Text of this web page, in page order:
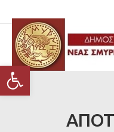
Ανοίξτε τη γραμμή εργαλείων